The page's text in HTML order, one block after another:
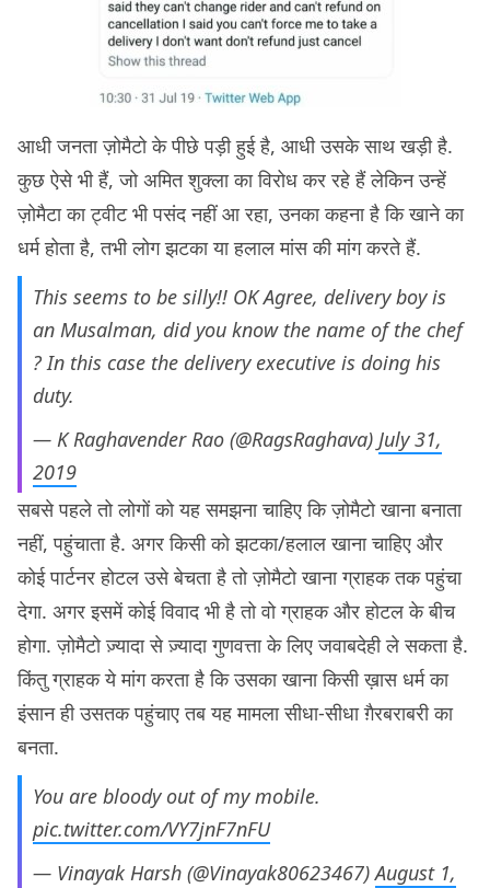
आधी जनता ज़ोमैटो के पीछे पड़ी हुई है, आधी उसके साथ खड़ी है.
कुछ ऐसे भी हैं, जो अमित शुक्ला का विरोध कर रहे हैं लेकिन उन्हें
ज़ोमैटा का ट्वीट भी पसंद नहीं आ रहा, उनका कहना है कि खाने का
धर्म होता है, तभी लोग झटका या हलाल मांस की मांग करते हैं.
This seems to be silly!! OK Agree, delivery boy is
an Musalman, did you know the name of the chef
? In this case the delivery executive is doing his
duty.
— K Raghavender Rao (@RagsRaghava) July 31,
2019
सबसे पहले तो लोगों को यह समझना चाहिए कि ज़ोमैटो खाना बनाता
नहीं, पहुंचाता है. अगर किसी को झटका/हलाल खाना चाहिए और
कोई पार्टनर होटल उसे बेचता है तो ज़ोमैटो खाना ग्राहक तक पहुंचा
देगा. अगर इसमें कोई विवाद भी है तो वो ग्राहक और होटल के बीच
होगा. ज़ोमैटो ज़्यादा से ज़्यादा गुणवत्ता के लिए जवाबदेही ले सकता है.
किंतु ग्राहक ये मांग करता है कि उसका खाना किसी ख़ास धर्म का
इंसान ही उसतक पहुंचाए तब यह मामला सीधा-सीधा ग़ैरबराबरी का
बनता.
You are bloody out of my mobile.
pic.twitter.com/VY7jnF7nFU
— Vinayak Harsh (@Vinayak80623467)August 1,